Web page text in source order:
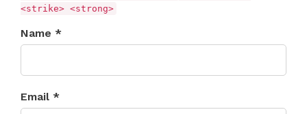
<strike> <strong>
Name *
Email *